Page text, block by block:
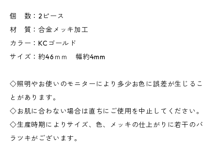
個 数：2ピース
材 質：合金メッキ加工
カラー：KCゴールド
サイズ：約46ｍｍ 幅約4mm
◇照明やお使いのモニターにより多少お色に誤差が生じるこ
とがあります。
◇お肌に合わない場合は直ちにご使用を中止してください。
◇生産時期によりサイズ、色、メッキの仕上がりに若干のバ
ラツキがございます。